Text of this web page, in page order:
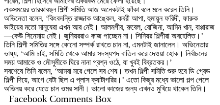
একসময়ের তারকাবহুল শিল্পী সমিতি আজ অনেকটাই ফাঁকা বলে মনে করেন তিনি।
অভিনেতা বলেন, ‘কিংবদন্তি রাজ্জাক আঙ্কেল, কবরী আপা, হুমায়ুন ফরিদী, ফারুক
ভাইয়ের মতো মানুষেরা এখন আর নেই। আলমগীর, রুবেল, রোজিনা, আমিন খান, বাপ্পারাজ
—কেউ সিনেমায় নেই। জুনিয়ররাও কাজ পাচ্ছেন না। সিনিয়র শিল্পীরা অবহেলিত।’
তিনি শিল্পী সমিতির সঙ্গে কোনো সম্পর্ক রাখতে চান না, এমনটাই জানালেন। অভিনেতার
ভাষ্য, ‘আমি চাই, সমিতি থেকে আমার সদস্যপদ বাতিল করে দেওয়া হোক। নির্বাচনের
সময় আমাকে ও মৌসুমীকে ঘিরে নানা প্রশ্ন ওঠে, যা খুবই বিব্রতকর।’
সবশেষে তিনি বলেন, ‘আমরা মরে গেলে সব শেষ। তখন শিল্পী সমিতি শুরু হবে ডি গ্রেড
শিল্পী দিয়ে, আগে যেটা ছিল এ প্লাস ক্যাটাগরির।’ এতো কিছুর মধ্যে ভালো গল্প পেলে
অভিনয় করে যেতে চান ওমর সানী। ভালো কাজের জন্য এখনও মুখিয়ে থাকেন তিনি।
Facebook Comments Box